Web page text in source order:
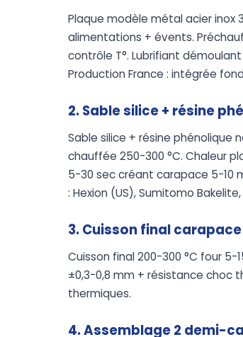
Plaque modèle métal acier inox
alimentations + évents.
contrôle T°. Lubrifiant
Production France : intégrée
2. Sable silice + résine
Sable silice + résine phénolique
chauffée 250-300 °C. Chaleur
5-30 sec créant carapace 5-10
: Hexion (US), Sumitomo
3. Cuisson final
Cuisson final 200-300 °C four
±0,3-0,8 mm + résistance choc
thermiques.
4. Assemblage 2 demi-